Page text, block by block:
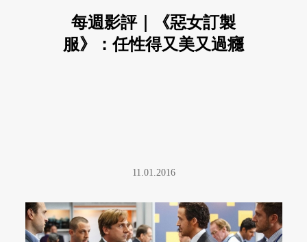
每週影評｜《惡女訂製
服》：任性得又美又過癮
11.01.2016